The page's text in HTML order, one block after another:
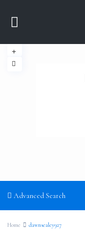
Advanced Search
Home dawnsealey927